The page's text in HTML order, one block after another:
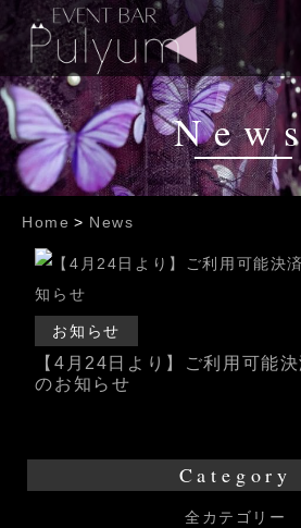
Home > News
お知らせ
【4月24日より】ご利用可能
のお知らせ
Category
全カテゴリー